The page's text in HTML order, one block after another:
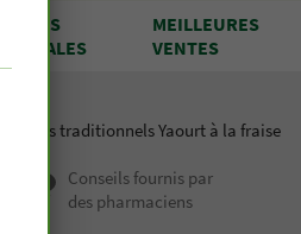
OFFRES
SPÉCIALES
MEILLEURES
VENTES
Bonbons traditionnels Yaourt à la fraise
Conseils fournis par
des pharmaciens